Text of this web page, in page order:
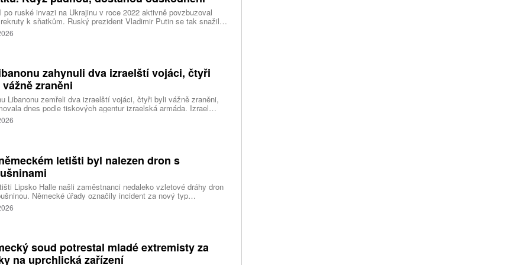
po ruské invazi na Ukrajinu v roce 2022 aktivně povzbuzoval
k sňatkům. Ruský prezident Vladimir Putin se tak snažil
tradiční hodnoty uprostřed hrozící demografické krize. Dnes
takzvané „černé vdovy“ – ženy, které si narychlo
zahynuli dva izraelští vojáci, čtyři
zraněni
Libanonu zemřeli dva izraelští vojáci, čtyři byli vážně zraněni,
dnes podle tiskových agentur izraelská armáda. Izrael
militantní hnutí Hizballáh z porušení příměří a udeřil na jižní
tento vývoj ohrožuje probíhající mírové rozhovory, napsal web
letišti byl nalezen dron s
Lipsko Halle našli zaměstnanci nedaleko vzletové dráhy dron
Německé úřady označily incident za nový typ
hrozby a zahájily protiteroristické vyšetřování. Během
navíc nákladní letadlo narazilo do dosud neznámého objektu.
soud potrestal mladé extremisty za
na uprchlická zařízení